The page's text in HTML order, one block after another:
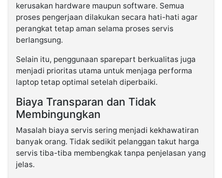
kerusakan hardware maupun software. Semua
proses pengerjaan dilakukan secara hati-hati agar
perangkat tetap aman selama proses servis
berlangsung.
Selain itu, penggunaan sparepart berkualitas juga
menjadi prioritas utama untuk menjaga performa
laptop tetap optimal setelah diperbaiki.
Biaya Transparan dan Tidak
Membingungkan
Masalah biaya servis sering menjadi kekhawatiran
banyak orang. Tidak sedikit pelanggan takut harga
servis tiba-tiba membengkak tanpa penjelasan yang
jelas.